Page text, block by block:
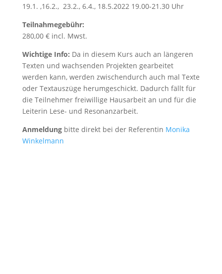
19.1. ,16.2., 23.2., 6.4., 18.5.2022 19.00-21.30 Uhr
Teilnahmegebühr:
280,00 € incl. Mwst.
Wichtige Info: Da in diesem Kurs auch an längeren
Texten und wachsenden Projekten gearbeitet
werden kann, werden zwischendurch auch mal Texte
oder Textauszüge herumgeschickt. Dadurch fällt für
die Teilnehmer freiwillige Hausarbeit an und für die
Leiterin Lese- und Resonanzarbeit.
Anmeldungbitte direkt bei der Referentin Monika
Winkelmann